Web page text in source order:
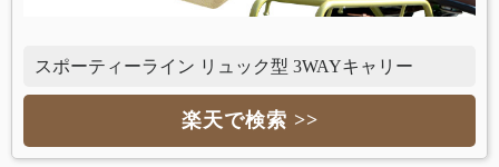
スポーティーライン リュック型 3WAYキャリー
楽天で検索 >>